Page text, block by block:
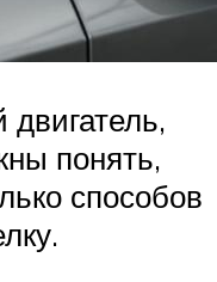
понять,
способов